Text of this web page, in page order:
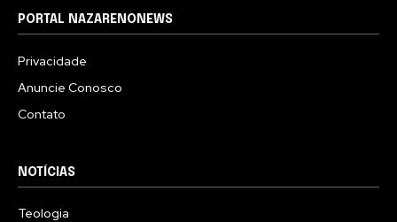
PORTAL NAZARENONEWS
Privacidade
Anuncie Conosco
Contato
NOTÍCIAS
Teologia